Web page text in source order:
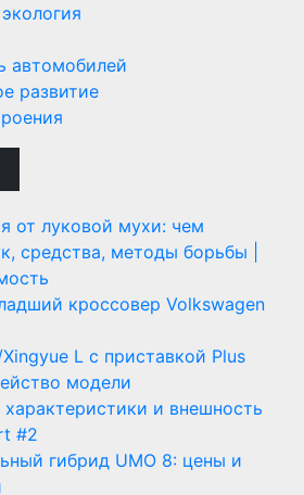
автомобилей
развитие
от луковой мухи: чем
средства, методы борьбы |
кроссовер Volkswagen
L с приставкой Plus
модели
и внешность
#2
гибрид UMO 8: цены и